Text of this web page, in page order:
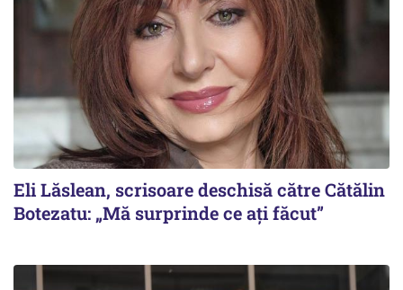
Eli Lăslean, scrisoare deschisă către Cătălin
Botezatu: „Mă surprinde ce ați făcut”